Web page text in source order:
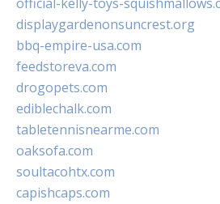
displaygardenonsuncrest.org
bbq-empire-usa.com
feedstoreva.com
drogopets.com
ediblechalk.com
tabletennisnearme.com
oaksofa.com
soultacohtx.com
capishcaps.com